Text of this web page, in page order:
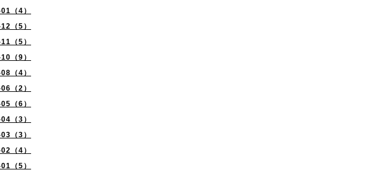
（4）
（5）
（5）
（9）
（4）
（2）
（6）
（3）
（3）
（4）
（5）